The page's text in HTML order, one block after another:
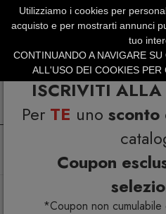
ISCRIVITI
Per TE uno
Coupon
*Coupon non
SERVIZIO
SUMMER SALES |
Arredo
La Siesta TreeMount
Utilizziamo i cookies per
acquisto e per mostrarti annunci
tuo
CONTINUANDO A NAVIGARE
ALL'USO DEI COOKIES PER